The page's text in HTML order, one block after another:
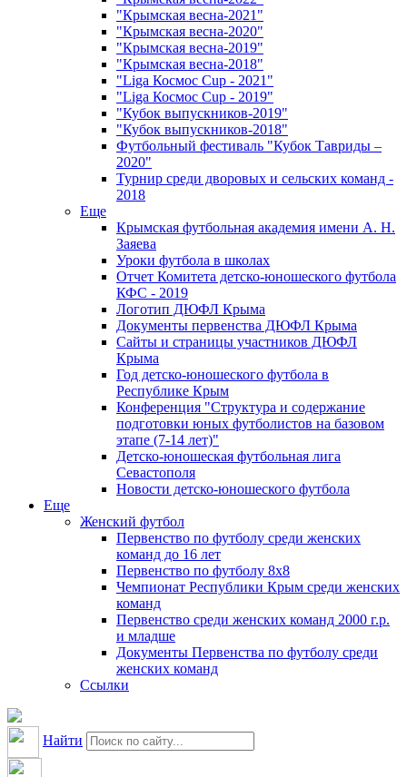
"Крымская весна-2021"
"Крымская весна-2020"
"Крымская весна-2019"
"Крымская весна-2018"
"Liga Космос Cup - 2021"
"Liga Космос Cup - 2019"
"Кубок выпускников-2019"
"Кубок выпускников-2018"
Футбольный фестиваль "Кубок Тавриды –
2020"
Турнир среди дворовых и сельских команд -
2018
Еще
Крымская футбольная академия имени А. Н.
Заяева
Уроки футбола в школах
Отчет Комитета детско-юношеского футбола
КФС - 2019
Логотип ДЮФЛ Крыма
Документы первенства ДЮФЛ Крыма
Сайты и страницы участников ДЮФЛ
Крыма
Год детско-юношеского футбола в
Республике Крым
Конференция "Структура и содержание
подготовки юных футболистов на базовом
этапе (7-14 лет)"
Детско-юношеская футбольная лига
Севастополя
Новости детско-юношеского футбола
Еще
Женский футбол
Первенство по футболу среди женских
команд до 16 лет
Первенство по футболу 8х8
Чемпионат Республики Крым среди женских
команд
Первенство среди женских команд 2000 г.р.
и младше
Документы Первенства по футболу среди
женских команд
Ссылки
Найти